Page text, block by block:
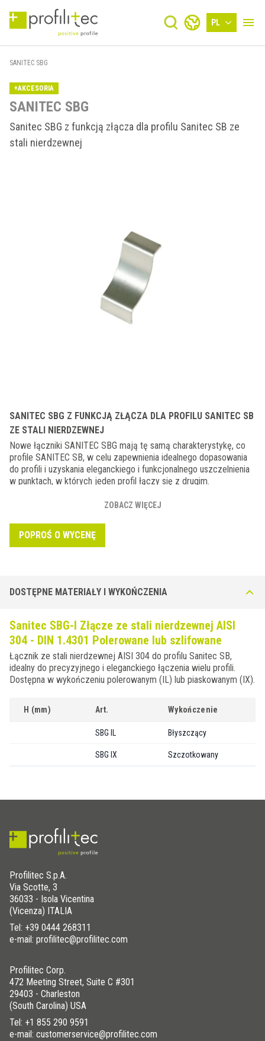
PL
SANITEC SBG
+AKCESORIA
SANITEC SBG
Sanitec SBG z funkcją złącza dla profilu Sanitec SB ze
stali nierdzewnej
SANITEC SBG Z FUNKCJĄ ZŁĄCZA DLA PROFILU SANITEC SB
ZE STALI NIERDZEWNEJ
Nowe łączniki SANITEC SBG mają tę samą charakterystykę, co
profile SANITEC SB, w celu zapewnienia idealnego dopasowania
do profili i uzyskania eleganckiego i funkcjonalnego uszczelnienia
w punktach, w których jeden profil łączy się z drugim.
ZOBACZ WIĘCEJ
POPROŚ O WYCENĘ
DOSTĘPNE MATERIAŁY I WYKOŃCZENIA
Sanitec SBG-I Złącze ze stali nierdzewnej AISI
304 - DIN 1.4301 Polerowane lub szlifowane
Łącznik ze stali nierdzewnej AISI 304 do profilu Sanitec SB,
idealny do precyzyjnego i eleganckiego łączenia wielu profili.
Dostępna w wykończeniu polerowanym (IL) lub piaskowanym (IX).
H (mm) Art. Wykończenie
SBG IL Błyszczący
SBG IX Szczotkowany
Profilitec S.p.A.
Via Scotte, 3
36033 - Isola Vicentina
(Vicenza) ITALIA
Tel: +39 0444 268311
e-mail: profilitec@profilitec.com
Profilitec Corp.
472 Meeting Street, Suite C #301
29403 - Charleston
(South Carolina) USA
Tel: +1 855 290 9591
e-mail: customerservice@profilitec.com